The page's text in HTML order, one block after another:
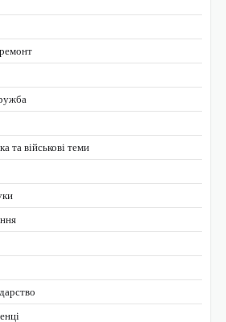
та військові теми